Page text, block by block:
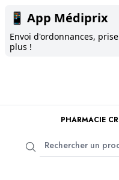
📱 App Médiprix
Envoi d'ordonnances,
plus !
PHARMACIE